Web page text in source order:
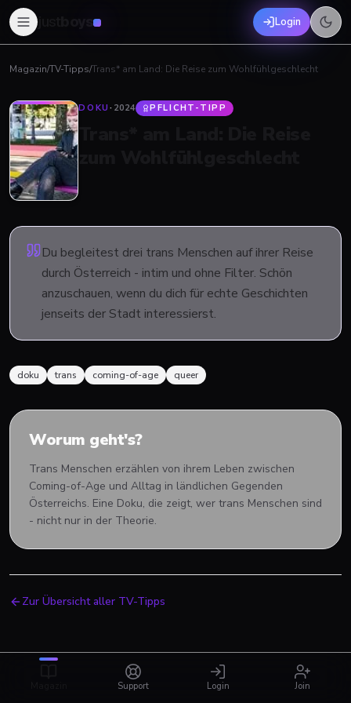
boys Login
Magazin/TV-Tipps/Trans* am Land: Die Reise zum Wohlfühlgeschlecht
DOKU· 2024 PFLICHT-TIPP
Du begleitest drei trans Menschen auf ihrer Reise
durch Österreich - intim und ohne Filter. Schön
anzuschauen, wenn du dich für echte Geschichten
jenseits der Stadt interessierst.
doku trans coming-of-age queer
Worum geht's?
Trans Menschen erzählen von ihrem Leben zwischen
Coming-of-Age und Alltag in ländlichen Gegenden
Österreichs. Eine Doku, die zeigt, wer trans Menschen sind
- nicht nur in der Theorie.
Zur Übersicht aller TV-Tipps
Support Login Join